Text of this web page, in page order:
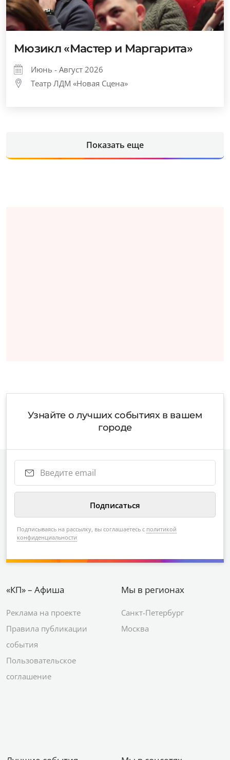
Мюзикл «Мастер и Маргарита»
Июнь - Август 2026
Театр ЛДМ «Новая Сцена»
Показать еще
Узнайте о лучших событиях в вашем
городе
Подписываясь на рассылку, вы соглашаетесь с политикой
конфиденциальности
«КП» – Афиша
Реклама на проекте
Правила публикации
события
Пользовательское
соглашение
Мы в регионах
Санкт-Петербург
Москва